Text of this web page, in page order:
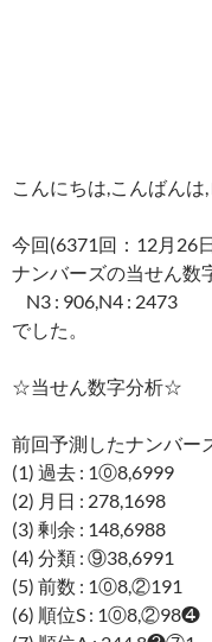
こんにちは,こんばんは,
今回(6371回：12月26
ナンバーズの当せん数
N3 : 906,N4 : 2473
でした。
☆当せん数字分析☆
前回予測したナンバー
(1) 過去 : 1⓪8,6999
(2) 月日 : 278,1698
(3) 剰余 : 148,6988
(4) 分類 : ⑨38,6991
(5) 前数 : 1⓪8,②191
(6) 順位S : 1⓪8,②98❹